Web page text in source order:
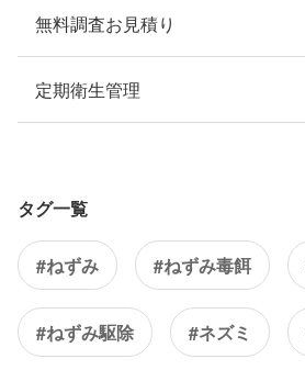
無料調査お見積り
定期衛生管理
タグ一覧
#ねずみ #ねずみ毒餌
#ねずみ駆除 #ネズミ